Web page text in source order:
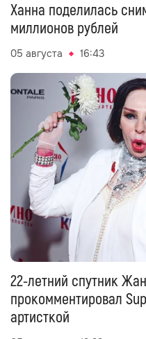
Ханна поделилась
миллионов рублей
05 августа 16:43
22-летний спутник
прокомментировал
артисткой